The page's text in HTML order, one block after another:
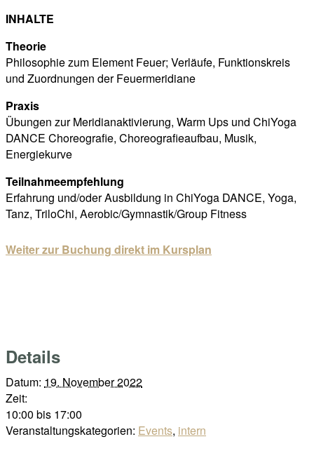
INHALTE
Theorie
Philosophie zum Element Feuer; Verläufe, Funktionskreis
und Zuordnungen der Feuermeridiane
Praxis
Übungen zur Meridianaktivierung, Warm Ups und ChiYoga
DANCE Choreografie, Choreografieaufbau, Musik,
Energiekurve
Teilnahmeempfehlung
Erfahrung und/oder Ausbildung in ChiYoga DANCE, Yoga,
Tanz, TriloChi, Aerobic/Gymnastik/Group Fitness
Weiter zur Buchung direkt im Kursplan
Details
Datum: 19. November 2022
Zeit:
10:00 bis 17:00
Veranstaltungskategorien: Events, intern